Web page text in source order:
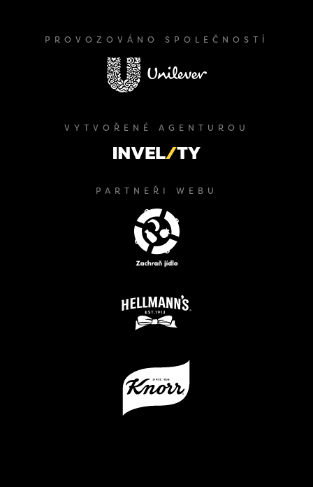
PROVOZOVÁNO SPOLEČNOSTÍ
VYTVOŘENÉ AGENTUROU
PARTNEŘI WEBU